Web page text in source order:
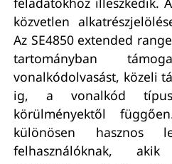
közvetlen
Az SE4850 extended
tartományban
vonalkódolvasást, közeli
ig, a vonalkód
körülményektől
különösen hasznos
felhasználóknak,